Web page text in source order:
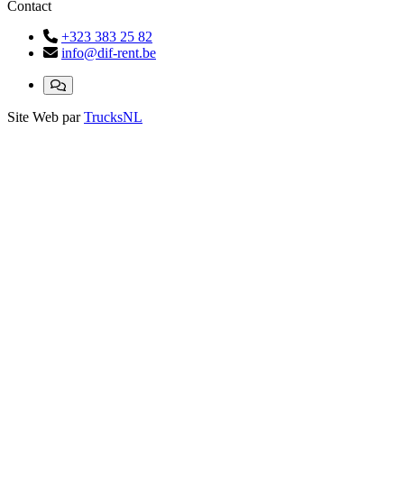
Contact
+323 383 25 82
info@dif-rent.be
Site Web par TrucksNL